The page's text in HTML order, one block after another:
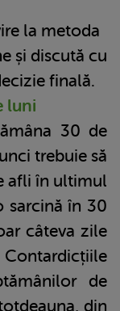
la metoda
și discută cu
finală.
luni
30 de
trebuie să
afli în ultimul
sarcină în 30
câteva zile
de
din